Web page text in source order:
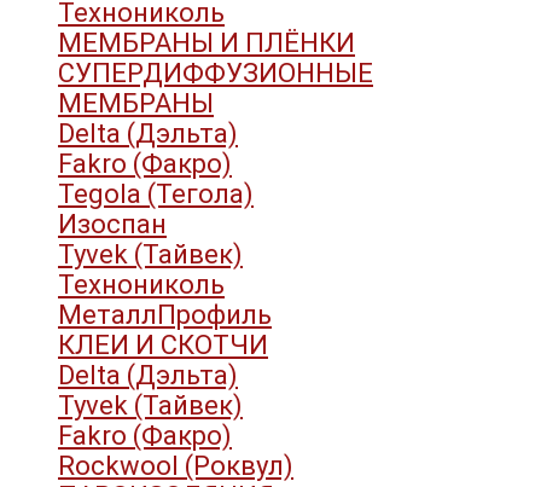
Технониколь
МЕМБРАНЫ И ПЛЁНКИ
СУПЕРДИФФУЗИОННЫЕ
МЕМБРАНЫ
Delta (Дэльта)
Fakro (Факро)
Tegola (Тегола)
Изоспан
Tyvek (Тайвек)
Технониколь
МеталлПрофиль
КЛЕИ И СКОТЧИ
Delta (Дэльта)
Tyvek (Тайвек)
Fakro (Факро)
Rockwool (Роквул)